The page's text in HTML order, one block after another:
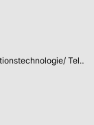
Informationstechnologie/ Telekommunikation: 16,61%